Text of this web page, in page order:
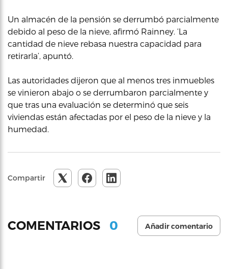
Un almacén de la pensión se derrumbó parcialmente
debido al peso de la nieve, afirmó Rainney. ‘La
cantidad de nieve rebasa nuestra capacidad para
retirarla’, apuntó.
Las autoridades dijeron que al menos tres inmuebles
se vinieron abajo o se derrumbaron parcialmente y
que tras una evaluación se determinó que seis
viviendas están afectadas por el peso de la nieve y la
humedad.
Compartir
COMENTARIOS 0 Añadir comentario